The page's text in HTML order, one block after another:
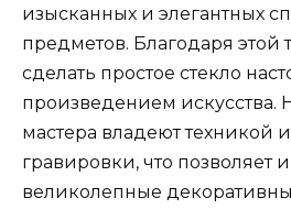
изысканных и элегантных
предметов. Благодаря этой
сделать простое стекло
произведением
мастера владеют техникой
гравировки, что позволяет
великолепные